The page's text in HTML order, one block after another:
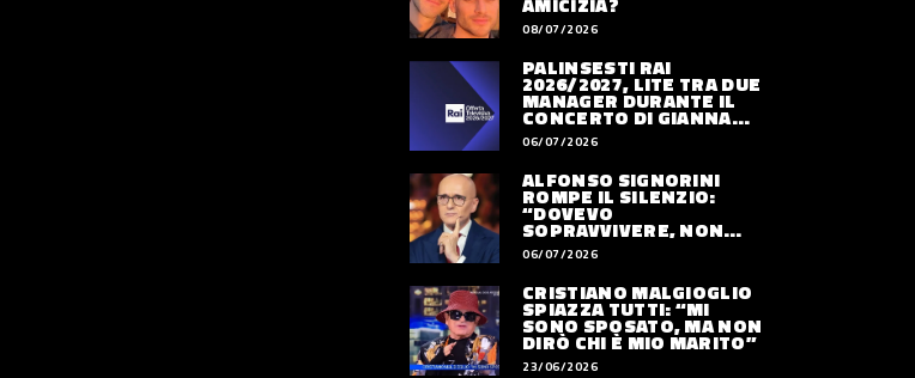
08/07/2026
PALINSESTI RAI
2026/2027, LITE TRA DUE
MANAGER DURANTE IL
CONCERTO DI GIANNA
NANNINI
06/07/2026
ALFONSO SIGNORINI
ROMPE IL SILENZIO:
“DOVEVO
SOPRAVVIVERE, NON
VIVERE”
06/07/2026
CRISTIANO MALGIOGLIO
SPIAZZA TUTTI: “MI
SONO SPOSATO, MA NON
DIRÒ CHI È MIO MARITO”
23/06/2026